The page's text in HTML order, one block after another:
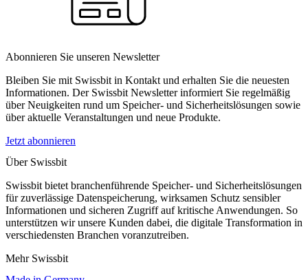
Abonnieren Sie unseren Newsletter
Bleiben Sie mit Swissbit in Kontakt und erhalten Sie die neuesten
Informationen. Der Swissbit Newsletter informiert Sie regelmäßig
über Neuigkeiten rund um Speicher- und Sicherheitslösungen sowie
über aktuelle Veranstaltungen und neue Produkte.
Jetzt abonnieren
Über Swissbit
Swissbit bietet branchenführende Speicher- und Sicherheitslösungen
für zuverlässige Datenspeicherung, wirksamen Schutz sensibler
Informationen und sicheren Zugriff auf kritische Anwendungen. So
unterstützen wir unsere Kunden dabei, die digitale Transformation in
verschiedensten Branchen voranzutreiben.
Mehr Swissbit